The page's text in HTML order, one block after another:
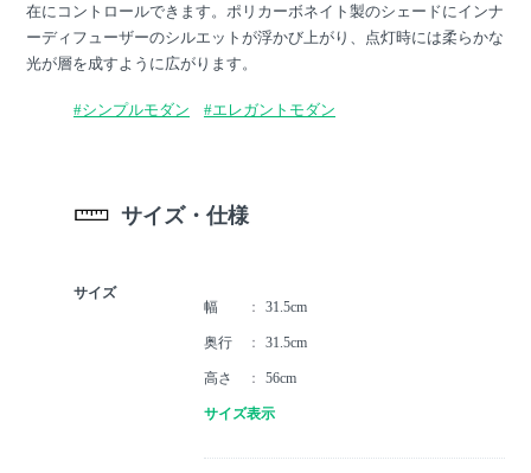
在にコントロールできます。ポリカーボネイト製のシェードにインナ
ーディフューザーのシルエットが浮かび上がり、点灯時には柔らかな
光が層を成すように広がります。
#シンプルモダン #エレガントモダン
サイズ・仕様
サイズ
幅
31.5cm
奥行 31.5cm
高さ 56cm
サイズ表示